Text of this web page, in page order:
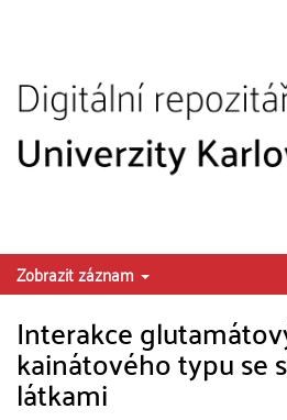
Zobrazit záznam
Interakce
kainátového typu se
látkami